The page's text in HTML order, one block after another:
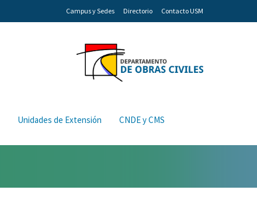
Campus y Sedes Directorio Contacto USM
Unidades de Extensión CNDE y CMS